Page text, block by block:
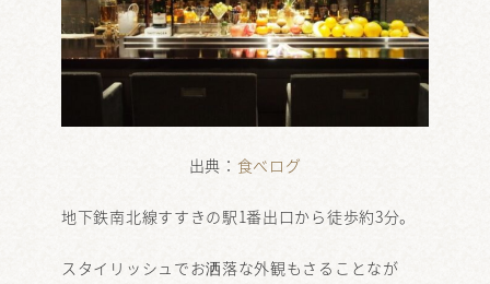
出典： 食べログ
地下鉄南北線すすきの駅1番出口から徒歩約3分。
スタイリッシュでお洒落な外観もさることなが